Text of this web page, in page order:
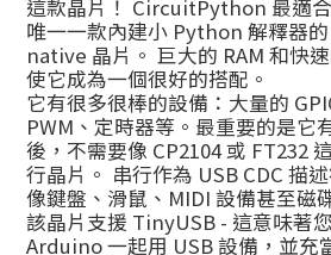
這款晶片！ CircuitPython 最適
唯一一款內建小 Python 解釋器
native 晶片。 巨大的 RAM 和快
使它成為一個很好的搭配。
它有很多很棒的設備：大量的
PWM、定時器等。最重要的是它
後，不需要像 CP2104 或 FT232
行晶片。 串行作為 USB CDC 描
像鍵盤、滑鼠、MIDI 設備甚至磁
該晶片支援 TinyUSB - 這意味著
Arduino 一起用 USB 設備，並充